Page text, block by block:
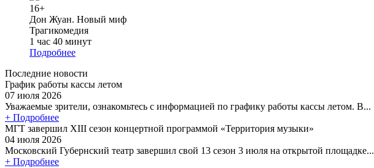
16+
Дон Жуан. Новый миф
Трагикомедия
1 час 40 минут
Подробнее
Последние новости
График работы кассы летом
07 июля 2026
Уважаемые зрители, ознакомьтесь с информацией по графику работы кассы летом. В...
+ Подробнее
МГТ завершил XIII сезон концертной программой «Территория музыки»
04 июля 2026
Московский Губернский театр завершил свой 13 сезон 3 июля на открытой площадке...
+ Подробнее